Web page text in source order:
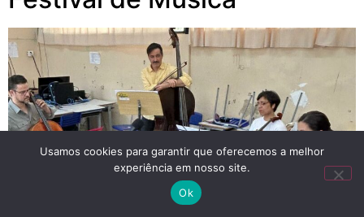
Usamos cookies para garantir que oferecemos a melhor
experiência em nosso site.
Ok